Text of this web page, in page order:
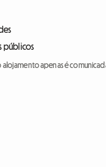
públicos
alojamento apenas é